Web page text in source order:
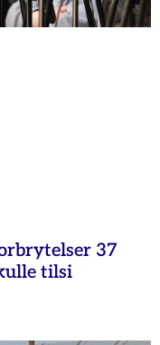
37
tilsi